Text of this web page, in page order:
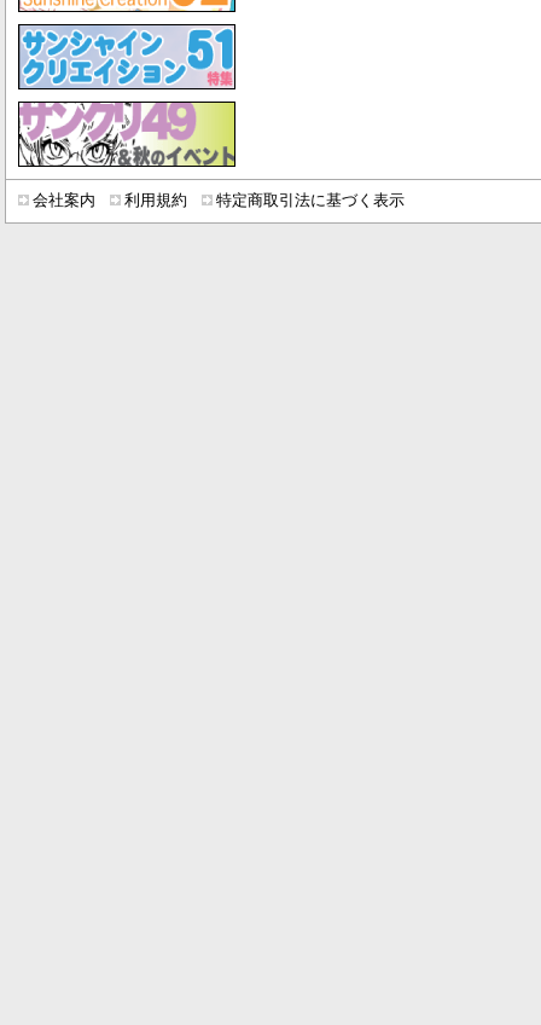
会社案内 利用規約 特定商取引法に基づく表示